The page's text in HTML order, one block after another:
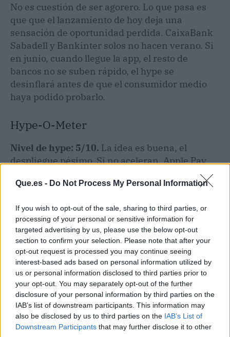
Que.es - Do Not Process My Personal Information
If you wish to opt-out of the sale, sharing to third parties, or
processing of your personal or sensitive information for
targeted advertising by us, please use the below opt-out
section to confirm your selection. Please note that after your
opt-out request is processed you may continue seeing
interest-based ads based on personal information utilized by
us or personal information disclosed to third parties prior to
your opt-out. You may separately opt-out of the further
disclosure of your personal information by third parties on the
IAB’s list of downstream participants. This information may
also be disclosed by us to third parties on the IAB’s List of
Downstream Participants that may further disclose it to other
No es cuestión de ser agorero. Lo que pasa es
que que el lanzamiento de hoy deja una
sensación de oportunidad perdida. CaixaBank
Sabadell y Bankinter solos no hacen verano. Si
en junio, cuando llegue la app, el resto de
bancos no se suben rápido, el hype se
desinflará antes de que el consumidor medio
haya podido probarlo.
Hype-O-Meter
Nivel de hype: 5/10. La idea es buena, el
despliegue pésimo. Si no aceleran, Apple Pay
seguirá siendo el rey del contactless en España
—y eso que ni siquiera es su mercado principal.